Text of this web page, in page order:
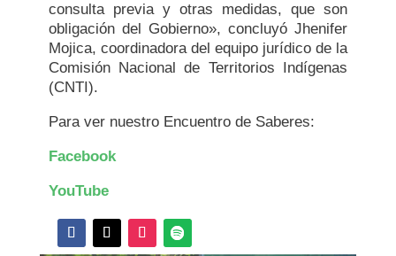
consulta previa y otras medidas, que son
obligación del Gobierno», concluyó Jhenifer
Mojica, coordinadora del equipo jurídico de la
Comisión Nacional de Territorios Indígenas
(CNTI).
Para ver nuestro Encuentro de Saberes:
Facebook
YouTube